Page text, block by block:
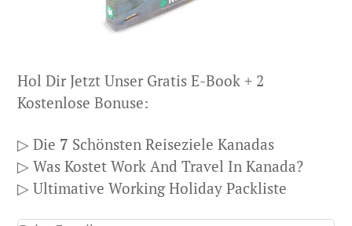
Hol Dir Jetzt Unser Gratis E-Book + 2
Kostenlose Bonuse:
▷ Die 7 Schönsten Reiseziele Kanadas
▷ Was Kostet Work And Travel In Kanada?
▷ Ultimative Working Holiday Packliste